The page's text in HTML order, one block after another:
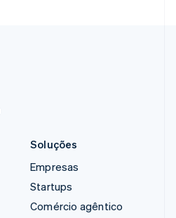
Soluções
Empresas
Startups
Comércio agêntico